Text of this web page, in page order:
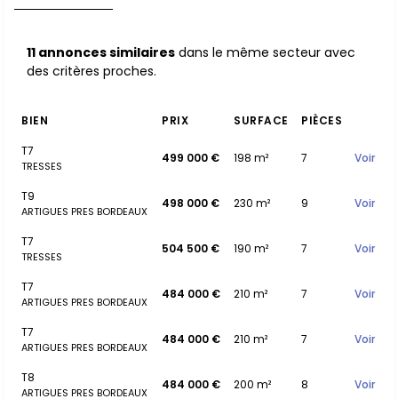
11 annonces similaires dans le même secteur avec
des critères proches.
BIEN PRIX SURFACE
PIÈCES
T7
TRESSES
499 000 € 198 m² 7 Voir
T9
ARTIGUES PRES BORDEAUX
498 000 € 230 m² 9 Voir
T7
TRESSES
504 500 € 190 m² 7 Voir
T7
ARTIGUES PRES BORDEAUX
484 000 € 210 m² 7 Voir
T7
ARTIGUES PRES BORDEAUX
484 000 € 210 m² 7 Voir
T8
ARTIGUES PRES BORDEAUX
484 000 € 200 m² 8 Voir